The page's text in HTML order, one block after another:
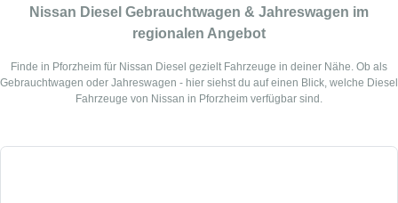
Nissan Diesel Gebrauchtwagen & Jahreswagen im
regionalen Angebot
Finde in Pforzheim für Nissan Diesel gezielt Fahrzeuge in deiner Nähe. Ob als
Gebrauchtwagen oder Jahreswagen - hier siehst du auf einen Blick, welche Diesel
Fahrzeuge von Nissan in Pforzheim verfügbar sind.